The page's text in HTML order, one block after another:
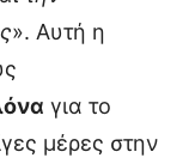
». Αυτή η
για το
μέρες στην